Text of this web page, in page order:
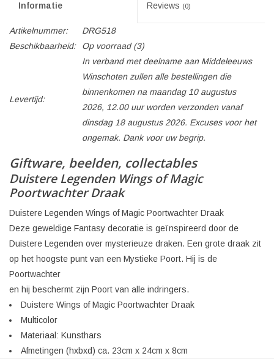
Informatie Reviews (0)
Artikelnummer:
DRG518
Beschikbaarheid:
Op voorraad(3)
Levertijd:
In verband met deelname aan Middeleeuws
Winschoten zullen alle bestellingen die
binnenkomen na maandag 10 augustus
2026, 12.00 uur worden verzonden vanaf
dinsdag 18 augustus 2026. Excuses voor het
ongemak. Dank voor uw begrip.
Giftware, beelden, collectables
Duistere Legenden Wings of Magic
Poortwachter Draak
Duistere Legenden Wings of Magic Poortwachter Draak
Deze geweldige Fantasy decoratie is geïnspireerd door de
Duistere Legenden over mysterieuze draken. Een grote draak zit
op het hoogste punt van een Mystieke Poort. Hij is de
Poortwachter
en hij beschermt zijn Poort van alle indringers.
Duistere Wings of Magic Poortwachter Draak
Multicolor
Materiaal: Kunsthars
Afmetingen (hxbxd) ca. 23cm x 24cm x 8cm